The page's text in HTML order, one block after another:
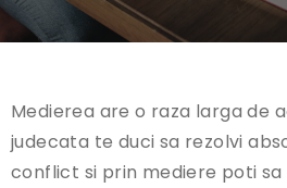
Medierea are o raza larga de
judecata te duci sa rezolvi
conflict si prin mediere poti